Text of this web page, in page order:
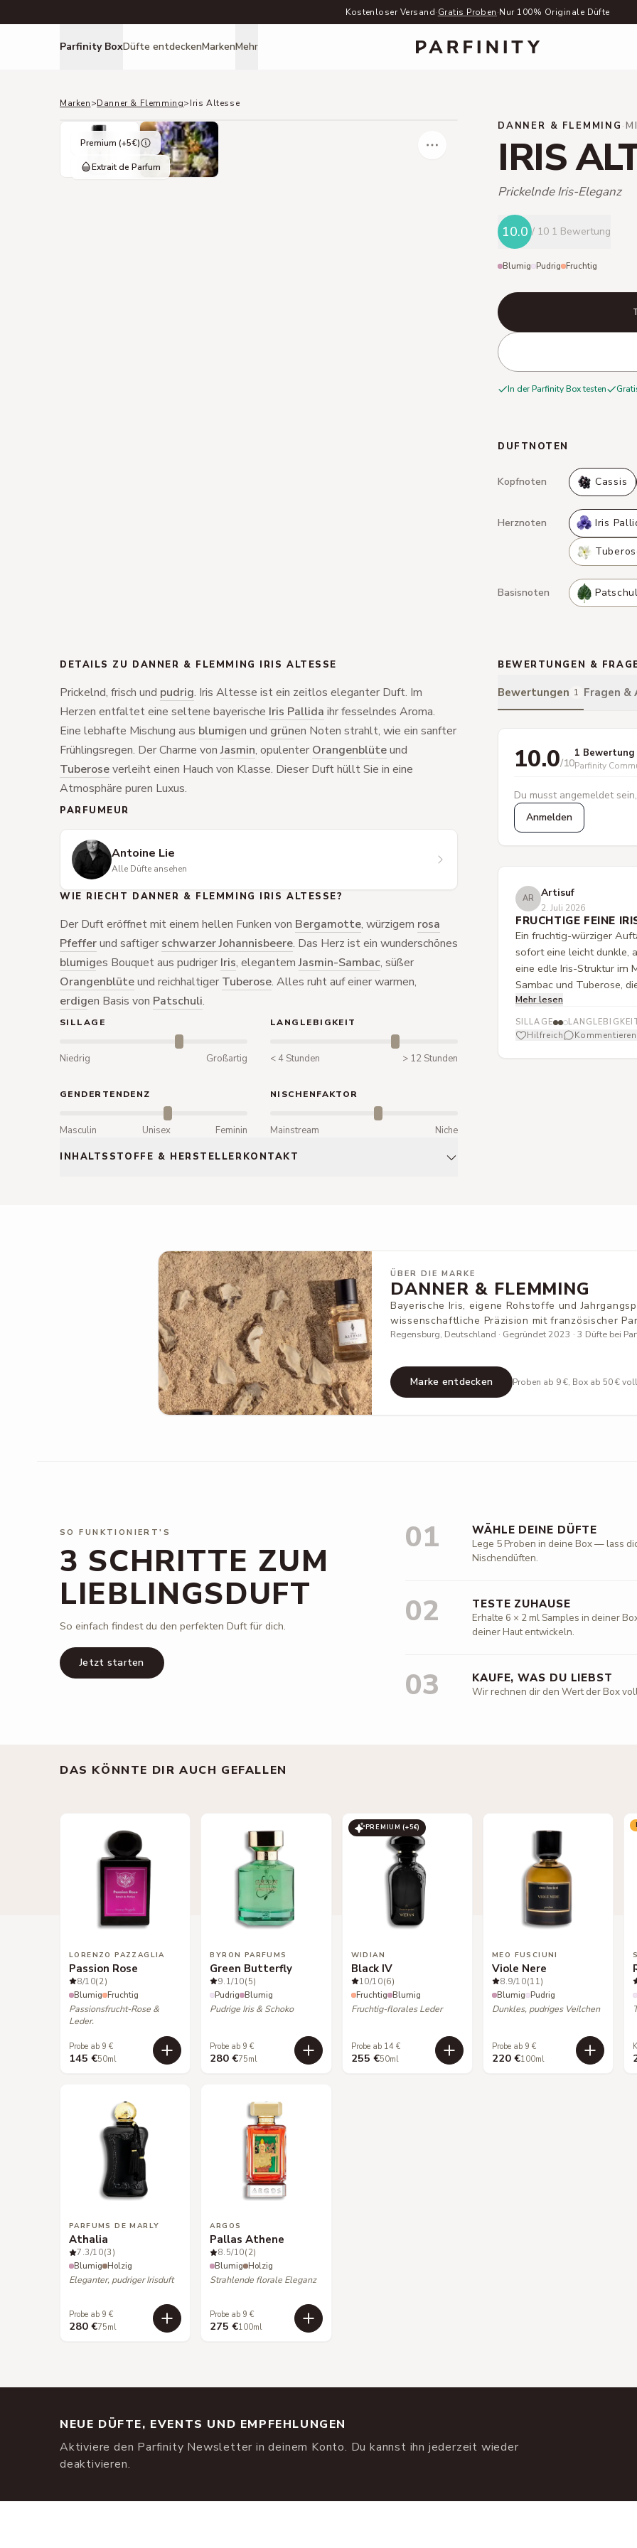
Kostenloser Versand·Gratis Proben·Nur 100% Originale Düfte
Parfinity BoxDüfte entdeckenMarkenMehr
Marken>Danner & Flemming>Iris Altesse
Premium (+5€)
Extrait de Parfum
DANNER & FLEMMING ·
IRIS
Prickelnde Iris-Eleganz
10.0 / 10 1 Bewertung
Blumig Pudrig Fruchtig
In der Parfinity Box testen
DUFTNOTEN
Kopfnoten Cassis
Herznoten Iris
Basisnoten
DETAILS ZU DANNER & FLEMMING IRIS ALTESSE
Prickelnd, frisch und pudrig. Iris Altesse ist ein zeitlos eleganter Duft. Im
Herzen entfaltet eine seltene bayerische Iris Pallida ihr fesselndes Aroma.
Eine lebhafte Mischung aus blumigen und grünen Noten strahlt, wie ein sanfter
Frühlingsregen. Der Charme vonJasmin, opulenter Orangenblüteund
Tuberoseverleiht einen Hauch von Klasse. Dieser Duft hüllt Sie in eine
Atmosphäre puren Luxus.
PARFUMEUR
Antoine Lie
Alle Düfte ansehen
WIE RIECHT DANNER & FLEMMING IRIS ALTESSE?
Der Duft eröffnet mit einem hellen Funken von Bergamotte, würzigem rosa
Pfefferund saftiger schwarzer Johannisbeere. Das Herz ist ein wunderschönes
blumiges Bouquet aus pudriger Iris, elegantemJasmin-Sambac, süßer
Orangenblüteund reichhaltiger Tuberose. Alles ruht auf einer warmen,
erdigen Basis von Patschuli.
SILLAGE
Niedrig Großartig
LANGLEBIGKEIT
< 4 Stunden > 12 Stunden
GENDERTENDENZ
Masculin Unisex Feminin
NISCHENFAKTOR
Mainstream Niche
INHALTSSTOFFE & HERSTELLERKONTAKT
BEWERTUNGEN &
Bewertungen 1 Fragen
10.0/10
1 Bewertung
Parfinity
Du musst angemeldet
Anmelden
AR Artisuf
2. Juli 2026
FRUCHTIGE FEINE
Ein fruchtig-würziger
sofort eine leicht dunkle,
eine edle Iris-Struktur im
Sambac und Tuberose,
Eleganz verleihen. Der
Komposition eine weiche,
sauber ausbalanciert.
Mehr lesen
SILLAGE
Hilfreich Kommentieren
ÜBER DIE MARKE
DANNER & FLEMMING
Bayerische Iris, eigene Rohstoffe und
wissenschaftliche Präzision mit französischer
Regensburg, Deutschland · Gegründet 2023 · 3 Düfte bei
Marke entdecken Proben ab 9 €, Box ab 50 €
SO FUNKTIONIERT'S
3 SCHRITTE ZUM
LIEBLINGSDUFT
So einfach findest du den perfekten Duft für dich.
Jetzt starten
01 WÄHLE DEINE DÜFTE
Lege 5 Proben in deine Box — lass
Nischendüften.
02 TESTE ZUHAUSE
Erhalte 6 × 2 ml Samples in deiner
deiner Haut entwickeln.
03 KAUFE, WAS DU LIEBST
Wir rechnen dir den Wert der Box
DAS KÖNNTE DIR AUCH GEFALLEN
LORENZO PAZZAGLIA
Passion Rose
8/10(2)
Blumig Fruchtig
Passionsfrucht-Rose &
Leder.
Probe ab 9 €
145 €50ml
BYRON PARFUMS
Green Butterfly
9.1/10(5)
Pudrig Blumig
Pudrige Iris & Schoko
Probe ab 9 €
280 €75ml
PREMIUM (+5€)
WIDIAN
Black IV
10/10(6)
Fruchtig Blumig
Fruchtig-florales Leder
Probe ab 14 €
255 €50ml
MEO FUSCIUNI
Viole Nere
8.9/10(11)
Blumig Pudrig
Dunkles, pudriges Veilchen
Probe ab 9 €
220 €100ml
PARFUMS DE MARLY
Athalia
7.3/10(3)
Blumig Holzig
Eleganter, pudriger Irisduft
Probe ab 9 €
280 €75ml
ARGOS
Pallas Athene
8.5/10(2)
Blumig Holzig
Strahlende florale Eleganz
Probe ab 9 €
275 €100ml
NEUE DÜFTE, EVENTS UND EMPFEHLUNGEN
Aktiviere den Parfinity Newsletter in deinem Konto. Du kannst ihn jederzeit wieder
deaktivieren.